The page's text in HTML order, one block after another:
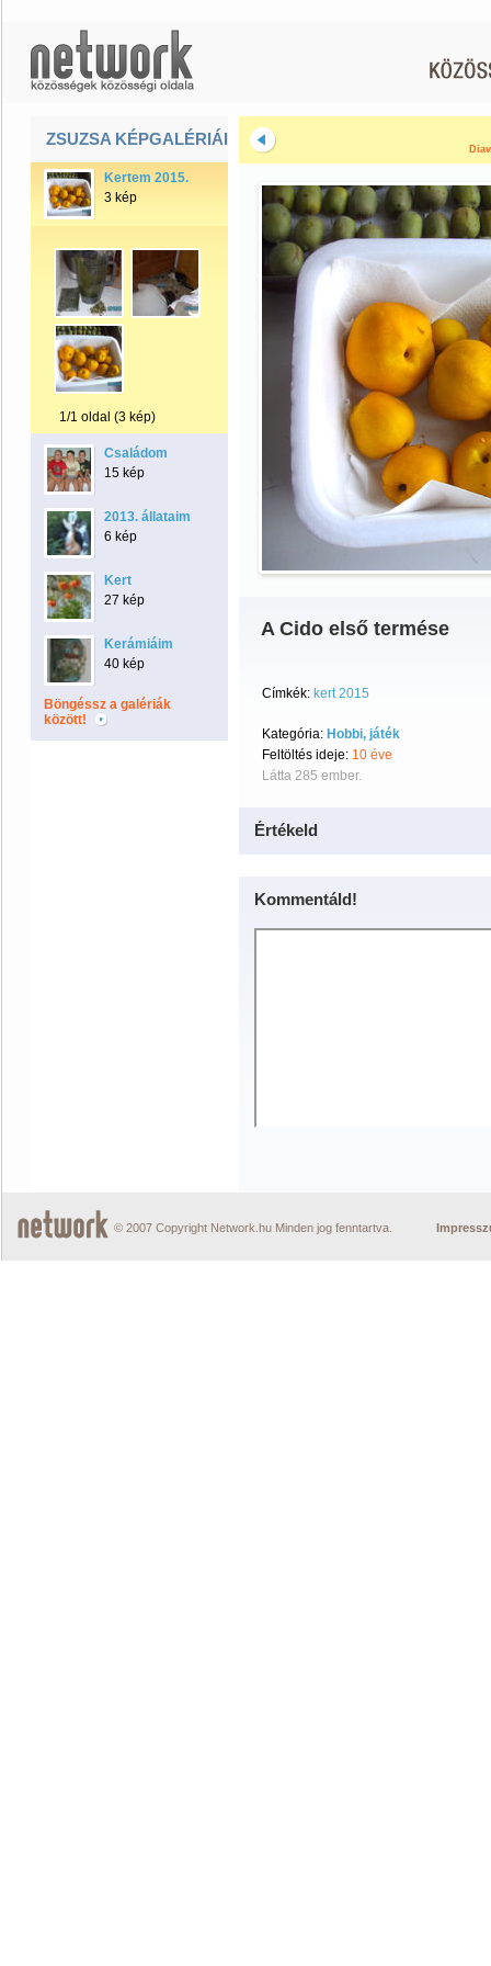
ZSUZSA KÉPGALÉRIÁI
Kertem 2015.
3 kép
1/1 oldal (3 kép)
Családom
15 kép
2013. állataim
6 kép
Kert
27 kép
Kerámiáim
40 kép
Böngéssz a galériák
között!
A Cido első termése
Címkék: kert 2015
Kategória: Hobbi, játék
Feltöltés ideje: 10 éve
Látta 285 ember.
Értékeld
Kommentáld!
© 2007 Copyright Network.hu Minden jog fenntartva.